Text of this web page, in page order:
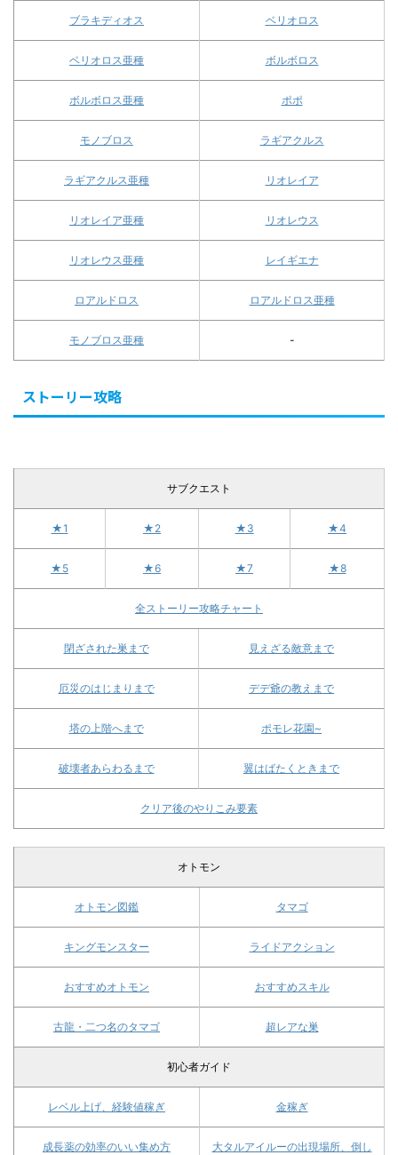
ブラキディオス ベリオロス
ベリオロス亜種 ボルボロス
ボルボロス亜種 ポポ
モノブロス ラギアクルス
ラギアクルス亜種 リオレイア
リオレイア亜種 リオレウス
リオレウス亜種 レイギエナ
ロアルドロス ロアルドロス亜種
モノブロス亜種 -
ストーリー攻略
サブクエスト
★1 ★2 ★3 ★4
★5 ★6 ★7 ★8
全ストーリー攻略チャート
閉ざされた巣まで 見えざる敵意まで
厄災のはじまりまで デデ爺の教えまで
塔の上階へまで ポモレ花園~
破壊者あらわるまで 翼はばたくときまで
クリア後のやりこみ要素
オトモン
オトモン図鑑 タマゴ
キングモンスター ライドアクション
おすすめオトモン おすすめスキル
古龍・二つ名のタマゴ 超レアな巣
初心者ガイド
レベル上げ、経験値稼ぎ 金稼ぎ
成長薬の効率のいい集め方
大タルアイルーの出現場所、倒し